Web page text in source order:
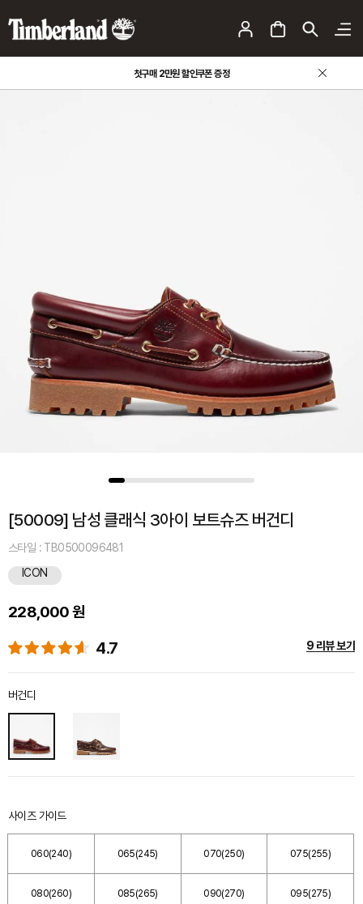
팀버랜드 사칭 판매 사이트 주의 안내
[50009] 남성 클래식 3아이 보트슈즈 버건디
스타일 : TB0500096481
ICON
228,000 원
4.7 9 리뷰 보기
버건디
사이즈 가이드
060(240) 065(245) 070(250) 075(255)
080(260) 085(265) 090(270) 095(275)